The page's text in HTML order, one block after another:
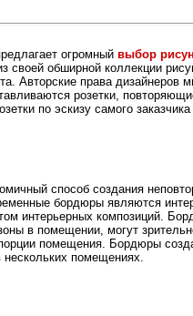
огромный выбор
своей обширной коллекции
Авторские права дизайнеров
розетки,
по эскизу самого
способ создания
бордюры являются
интерьерных композиций.
в помещении, могут
помещения. Бордюры
нескольких помещениях.